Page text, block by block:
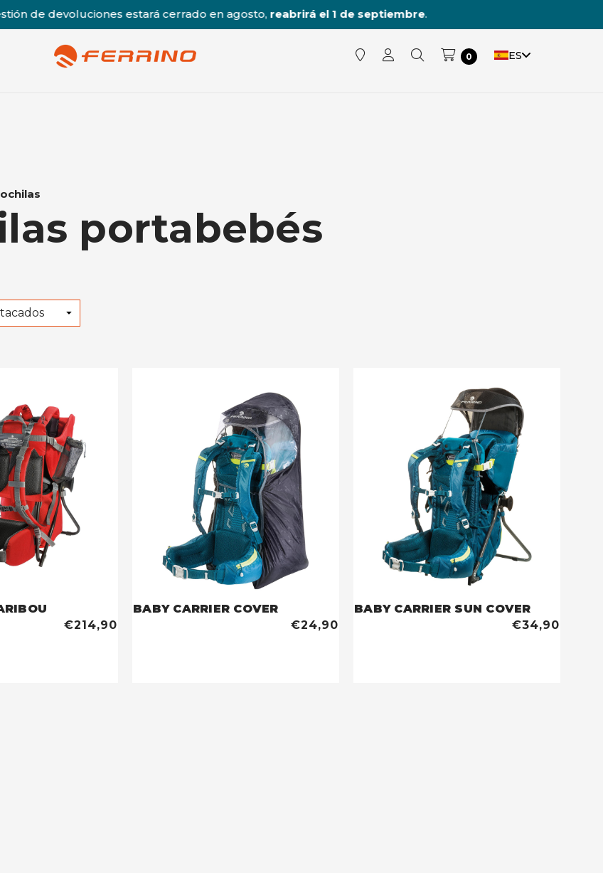
de devoluciones estará cerrado en agosto,reabrirá el 1 de septiembre.
0 ES
portabebés
€214,90
BABY CARRIER COVER
€24,90
BABY CARRIER SUN COVER
€34,90